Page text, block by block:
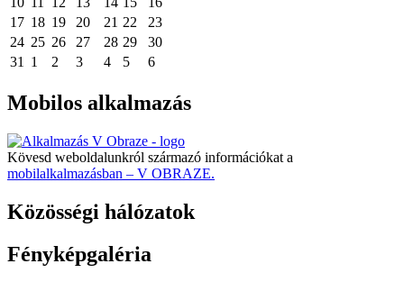
17 18 19 20 21 22
23
24 25 26 27 28 29
30
31
1 2 3 4 5 6
Mobilos alkalmazás
Kövesd weboldalunkról származó információkat a
mobilalkalmazásban – V OBRAZE.
Közösségi hálózatok
Fényképgaléria